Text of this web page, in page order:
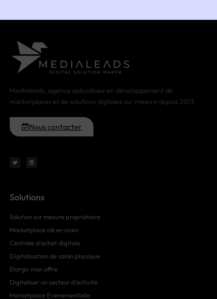
Medialeads, agence spécialisée en développement de
marketplaces et de solutions digitales sur mesure depuis 2013.
Nous contacter
Solutions
Solution sur mesure propriétaire
Marketplace clé en main
Centrale d'achat digitale
Digitalisation de salon physique
Elargir mon offre
Digitaliser un secteur d'activité
Marketplace Evènementielle